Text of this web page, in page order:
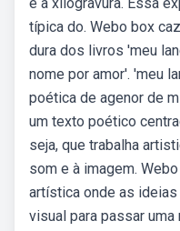
típica do. Webo box
dura dos livros 'meu
nome por amor'. 'meu
poética de agenor de
um texto poético
seja, que trabalha
som e à imagem.
artística onde as
visual para passar uma